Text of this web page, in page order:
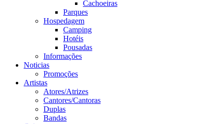
Cachoeiras
Parques
Hospedagem
Camping
Hotéis
Pousadas
Informações
Noticias
Promoções
Artistas
Atores/Atrizes
Cantores/Cantoras
Duplas
Bandas